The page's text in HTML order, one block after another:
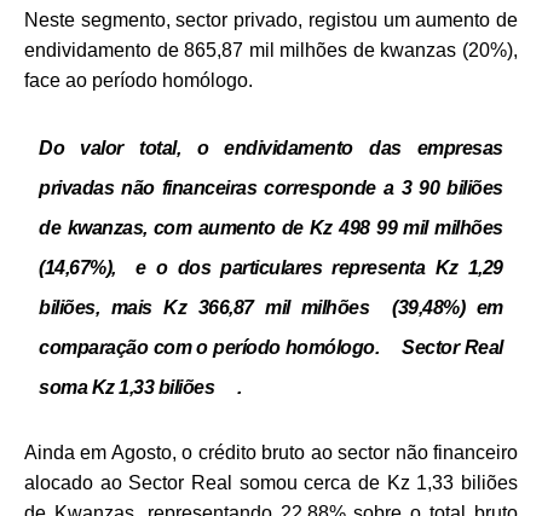
Neste segmento, sector privado, registou um aumento de
endividamento de 865,87 mil milhões de kwanzas (20%),
face ao período homólogo.
Do valor total, o endividamento das empresas
privadas não financeiras corresponde a 3 90 biliões
de kwanzas, com aumento de Kz 498 99 mil milhões
(14,67%), e o dos particulares representa Kz 1,29
biliões, mais Kz 366,87 mil milhões (39,48%) em
comparação com o período homólogo. Sector Real
soma Kz 1,33 biliões .
Ainda em Agosto, o crédito bruto ao sector não financeiro
alocado ao Sector Real somou cerca de Kz 1,33 biliões